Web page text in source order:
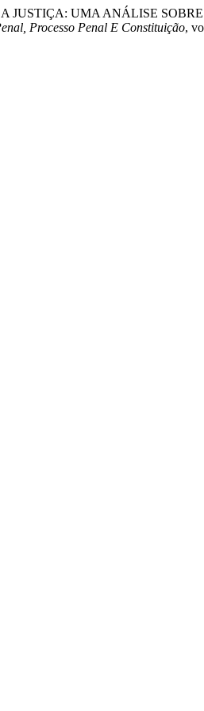
JUSTIÇA: UMA ANÁLISE
Processo Penal E Constituição,